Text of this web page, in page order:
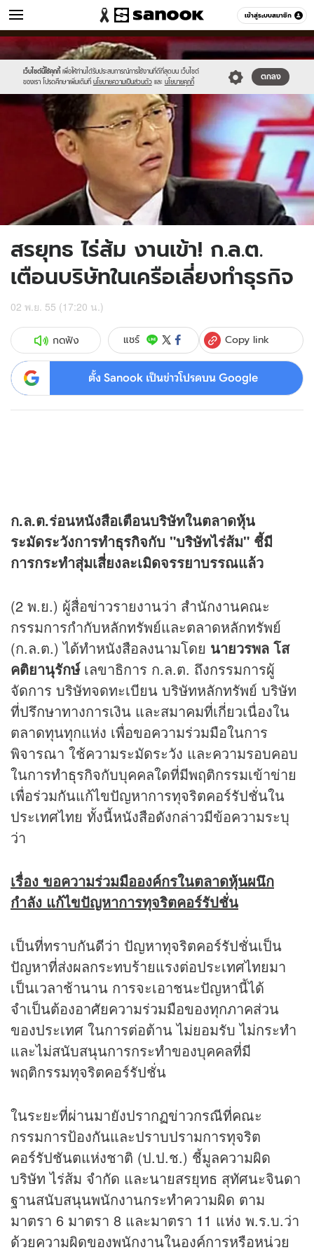
เข้าสู่ระบบสมาชิก
ข่าว หมวดอื่นๆ
เว็บไซต์นี้ใช้คุกกี้ เพื่อให้ท่านได้รับประสบการณ์การใช้งานที่ดีที่สุดบน เว็บไซต์
ของเรา โปรดศึกษาเพิ่มเติมที่ นโยบายความเป็นส่วนตัว และ นโยบายคุกกี้
ตกลง
Sanook
//s.isanook.com/sr/0/images/logo-
new-
sanook.png
600
60
//s.isanook.com/ns/0/ud/230/1151391/13.jpg
สรยุทธ ไร่ส้ม งานเข้า! ก.ล.ต.
เตือนบริษัทในเครือเลี่ยงทำธุรกิจ
02 พ.ย. 55 (17:20 น.)
กดฟัง แชร์ Copy link
ตั้ง Sanook เป็นข่าวโปรดบน Google
ก.ล.ต.ร่อนหนังสือเตือนบริษัทในตลาดหุ้น
ระมัดระวังการทำธุรกิจกับ "บริษัทไร่ส้ม" ชี้มี
การกระทำสุ่มเสี่ยงละเมิดจรรยาบรรณแล้ว
(2 พ.ย.) ผู้สื่อข่าวรายงานว่า สำนักงานคณะ
กรรมการกำกับหลักทรัพย์และตลาดหลักทรัพย์
(ก.ล.ต.) ได้ทำหนังสือลงนามโดย นายวรพล โส
คติยานุรักษ์เลขาธิการ ก.ล.ต. ถึงกรรมการผู้
จัดการ บริษัทจดทะเบียน บริษัทหลักทรัพย์ บริษัท
ที่ปรึกษาทางการเงิน และสมาคมที่เกี่ยวเนื่องใน
ตลาดทุนทุกแห่ง เพื่อขอความร่วมมือในการ
พิจารณา ใช้ความระมัดระวัง และความรอบคอบ
ในการทำธุรกิจกับบุคคลใดที่มีพฤติกรรมเข้าข่าย
เพื่อร่วมกันแก้ไขปัญหาการทุจริตคอร์รัปชั่นใน
ประเทศไทย ทั้งนี้หนังสือดังกล่าวมีข้อความระบุ
ว่า
เรื่อง ขอความร่วมมือองค์กรในตลาดหุ้นผนึก
กำลัง แก้ไขปัญหาการทุจริตคอร์รัปชั่น
เป็นที่ทราบกันดีว่า ปัญหาทุจริตคอร์รัปชั่นเป็น
ปัญหาที่ส่งผลกระทบร้ายแรงต่อประเทศไทยมา
เป็นเวลาช้านาน การจะเอาชนะปัญหานี้ได้
จำเป็นต้องอาศัยความร่วมมือของทุกภาคส่วน
ของประเทศ ในการต่อต้าน ไม่ยอมรับ ไม่กระทำ
และไม่สนับสนุนการกระทำของบุคคลที่มี
พฤติกรรมทุจริตคอร์รัปชั่น
ในระยะที่ผ่านมายังปรากฏข่าวกรณีที่คณะ
กรรมการป้องกันและปราบปรามการทุจริต
คอร์รัปชันตแห่งชาติ (ป.ป.ช.) ชี้มูลความผิด
บริษัท ไร่ส้ม จำกัด และนายสรยุทธ สุทัศนะจินดา
ฐานสนับสนุนพนักงานกระทำความผิด ตาม
มาตรา 6 มาตรา 8 และมาตรา 11 แห่ง พ.ร.บ.ว่า
ด้วยความผิดของพนักงานในองค์การหรือหน่วย